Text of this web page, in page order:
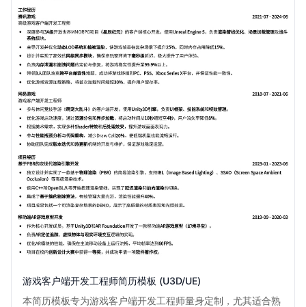
游戏客户端开发工程师简历模板 (U3D/UE)
本简历模板专为游戏客户端开发工程师量身定制，尤其适合熟